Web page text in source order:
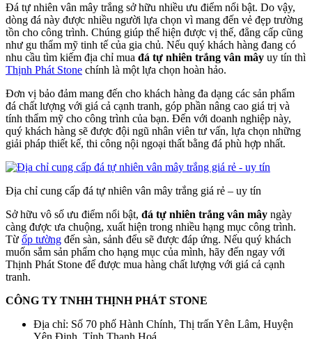
Đá tự nhiên vân mây trắng sở hữu nhiều ưu điểm nổi bật. Do vậy,
dòng đá này được nhiều người lựa chọn vì mang đến vẻ đẹp trường
tồn cho công trình. Chúng giúp thể hiện được vị thế, đẳng cấp cũng
như gu thẩm mỹ tinh tế của gia chủ. Nếu quý khách hàng đang có
nhu cầu tìm kiếm địa chỉ mua đá tự nhiên trắng vân mây uy tín thì
Thịnh Phát Stone chính là một lựa chọn hoàn hảo.
Đơn vị bảo đảm mang đến cho khách hàng đa dạng các sản phẩm
đá chất lượng với giá cả cạnh tranh, góp phần nâng cao giá trị và
tính thẩm mỹ cho công trình của bạn. Đến với doanh nghiệp này,
quý khách hàng sẽ được đội ngũ nhân viên tư vấn, lựa chọn những
giải pháp thiết kế, thi công nội ngoại thất bằng đá phù hợp nhất.
Địa chỉ cung cấp đá tự nhiên vân mây trắng giá rẻ – uy tín
Sở hữu vô số ưu điểm nổi bật, đá tự nhiên trắng vân mây ngày
càng được ưa chuộng, xuất hiện trong nhiều hạng mục công trình.
Từ ốp tường đến sàn, sảnh đểu sẽ được đáp ứng. Nếu quý khách
muốn sắm sản phẩm cho hạng mục của mình, hãy đến ngay với
Thịnh Phát Stone để được mua hàng chất lượng với giá cả cạnh
tranh.
CÔNG TY TNHH THỊNH PHÁT STONE
Địa chỉ: Số 70 phố Hành Chính, Thị trấn Yên Lâm, Huyện
Yên Định, Tỉnh Thanh Hoá.